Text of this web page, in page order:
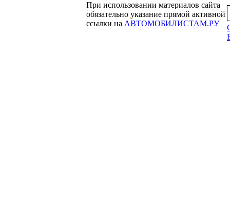
При использовании материалов сайта
обязательно указание прямой активной
ссылки на АВТОМОБИЛИСТАМ.РУ